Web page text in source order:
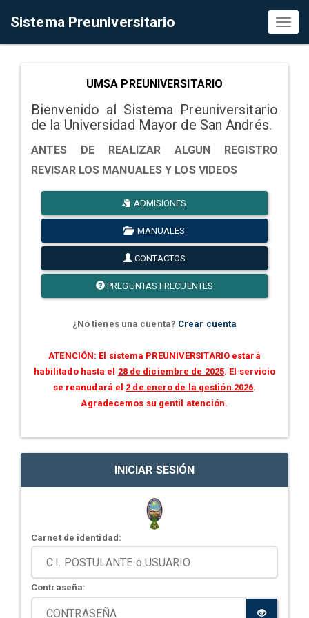
Sistema Preuniversitario
UMSA PREUNIVERSITARIO
Bienvenido al Sistema Preuniversitario
de la Universidad Mayor de San Andrés.
ANTES DE REALIZAR ALGUN REGISTRO
REVISAR LOS MANUALES Y LOS VIDEOS
ADMISIONES
MANUALES
CONTACTOS
PREGUNTAS FRECUENTES
¿No tienes una cuenta? Crear cuenta
ATENCIÓN: El sistema PREUNIVERSITARIO estará
habilitado hasta el 28 de diciembre de 2025. El servicio
se reanudará el 2 de enero de la gestión 2026.
Agradecemos su gentil atención.
INICIAR SESIÓN
Carnet de identidad:
Contraseña: